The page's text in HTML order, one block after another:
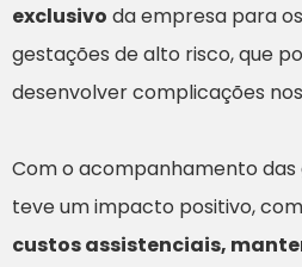
exclusivo da empresa para
gestações de alto risco, que
desenvolver complicações
Com o acompanhamento
teve um impacto positivo,
custos assistenciais,